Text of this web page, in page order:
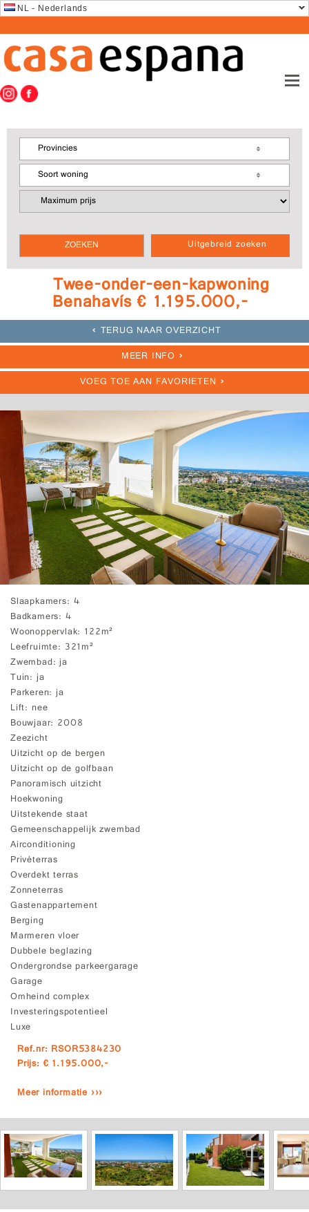
NL - Nederlands
Uitgebreid zoeken
Provincies
Soort woning
Twee-onder-een-kapwoning
Benahavís € 1.195.000,-
TERUG NAAR OVERZICHT
MEER INFO
VOEG TOE AAN FAVORIETEN
Slaapkamers 4
Badkamers 4
Woonoppervlak 122m²
Leefruimte 321m²
Zwembad ja
Tuin ja
Parkeren ja
Lift nee
Bouwjaar 2008
Zeezicht
Uitzicht op de bergen
Uitzicht op de golfbaan
Panoramisch uitzicht
Hoekwoning
Uitstekende staat
Gemeenschappelijk zwembad
Airconditioning
Privéterras
Overdekt terras
Zonneterras
Gastenappartement
Berging
Marmeren vloer
Dubbele beglazing
Ondergrondse parkeergarage
Garage
Omheind complex
Investeringspotentieel
Luxe
Ref.nr: RSOR5384230
Prijs: € 1.195.000,-
Meer informatie ›››